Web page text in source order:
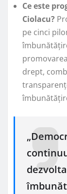
Ce este
Ciolacu?
pe cinci
drept,